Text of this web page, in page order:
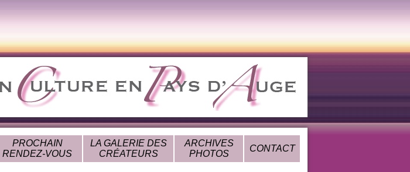
PROCHAIN
RENDEZ-VOUS
LA GALERIE DES
CRÉATEURS
ARCHIVES
PHOTOS
CONTACT